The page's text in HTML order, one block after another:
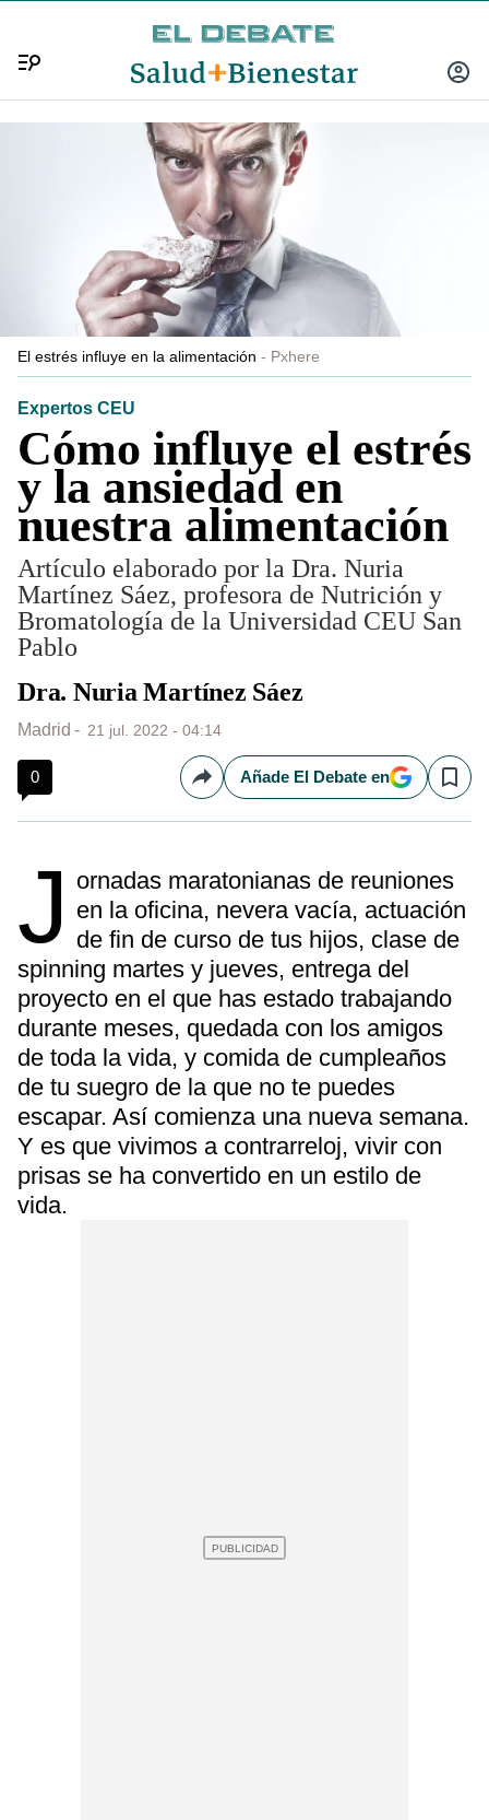
INICIAR
El estrés influye en la alimentación Pxhere
Expertos CEU
Cómo influye el estrés
y la ansiedad en
nuestra alimentación
Artículo elaborado por la Dra. Nuria
Martínez Sáez, profesora de Nutrición y
Bromatología de la Universidad CEU San
Pablo
Dra. Nuria Martínez Sáez
Madrid 21 jul. 2022 - 04:14
0 CompartirAñade El Debate en Save
J ornadas maratonianas de reuniones
en la oficina, nevera vacía, actuación
de fin de curso de tus hijos, clase de
spinning martes y jueves, entrega del
proyecto en el que has estado trabajando
durante meses, quedada con los amigos
de toda la vida, y comida de cumpleaños
de tu suegro de la que no te puedes
escapar. Así comienza una nueva semana.
Y es que vivimos a contrarreloj, vivir con
prisas se ha convertido en un estilo de
vida.